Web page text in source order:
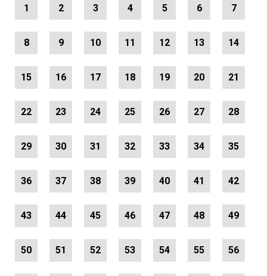
1 2 3 4 5 6 7
8 9 10 11 12 13 14
15 16 17 18 19 20 21
22 23 24 25 26 27 28
29 30 31 32 33 34 35
36 37 38 39 40 41 42
43 44 45 46 47 48 49
50 51 52 53 54 55 56